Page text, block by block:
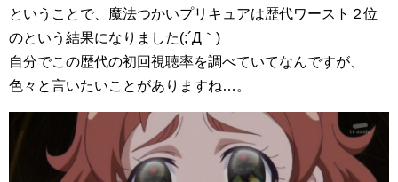
ということで、魔法つかいプリキュアは歴代ワースト２位
のという結果になりました(;´Д｀)
自分でこの歴代の初回視聴率を調べていてなんですが、
色々と言いたいことがありますね…。